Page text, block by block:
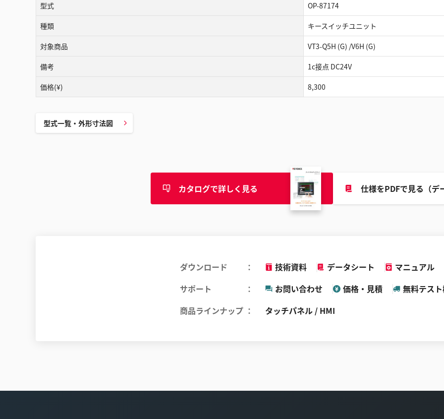
型式 OP-87174
種類 キースイッチユニット
対象商品 VT3-Q5H (G) /V6H (G)
備考 1c接点 DC24V
価格(¥) 8,300
型式一覧・外形寸法図
カタログで詳しく見る 仕様をPDFで見る（デ
ダウンロード 技術資料 データシート マニュアル
サポート
お問い合わせ 価格・見積
無料テス
商品ラインナップ
タッチパネル / HMI